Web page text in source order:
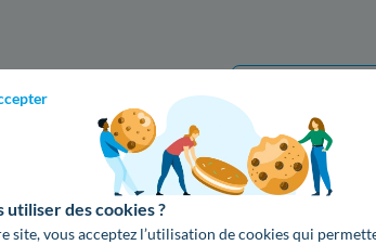
utiliser des cookies ?
site, vous acceptez l’utilisation de cookies qui